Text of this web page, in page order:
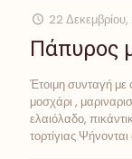
22
Πάπυρος
Έτοιμη συνταγή
μοσχάρι ,
ελαιόλαδο,
τορτίγιας